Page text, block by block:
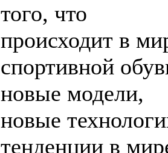
того, что
происходит в
спортивной
новые модели,
новые
тенденции в